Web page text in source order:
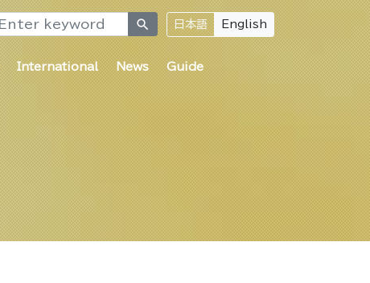
search 日本語 English
International News Guide